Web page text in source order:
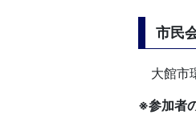
市民
大館市
※参加者